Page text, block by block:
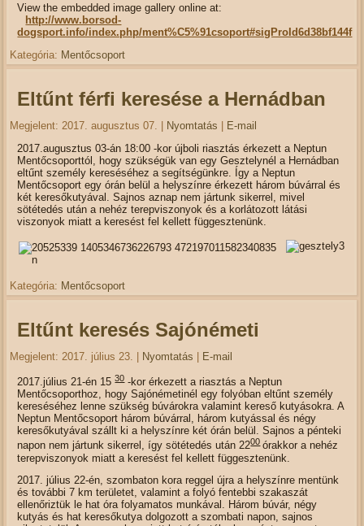
View the embedded image gallery online at:
http://www.borsod-
dogsport.info/index.php/ment%C5%91csoport#sigProId6d38bf144f
Kategória: Mentőcsoport
Eltűnt férfi keresése a Hernádban
Megjelent: 2017. augusztus 07. Nyomtatás
E-mail
2017.augusztus 03-án 18:00 -kor újboli riasztás érkezett a Neptun
Mentőcsoporttól, hogy szükségük van egy Gesztelynél a Hernádban
eltűnt személy kereséséhez a segítségünkre. Így a Neptun
Mentőcsoport egy órán belül a helyszínre érkezett három búvárral és
két keresőkutyával. Sajnos aznap nem jártunk sikerrel, mivel
sötétedés után a nehéz terepviszonyok és a korlátozott látási
viszonyok miatt a keresést fel kellett függesztenünk.
Kategória: Mentőcsoport
Eltűnt keresés Sajónémeti
Megjelent: 2017. július 23. Nyomtatás E-mail
2017.július 21-én 1530-kor érkezett a riasztás a Neptun
Mentőcsoporthoz, hogy Sajónémetinél egy folyóban eltűnt személy
kereséséhez lenne szükség búvárokra valamint kereső kutyásokra. A
Neptun Mentőcsoport három búvárral, három kutyással és négy
keresőkutyával szállt ki a helyszínre két órán belül. Sajnos a pénteki
napon nem jártunk sikerrel, így sötétedés után 2200 órakkor a nehéz
terepviszonyok miatt a keresést fel kellett függesztenünk.
2017. július 22-én, szombaton kora reggel újra a helyszínre mentünk
és további 7 km területet, valamint a folyó fentebbi szakaszát
ellenőriztük le hat óra folyamatos munkával. Három búvár, négy
kutyás és hat keresőkutya dolgozott a szombati napon, sajnos